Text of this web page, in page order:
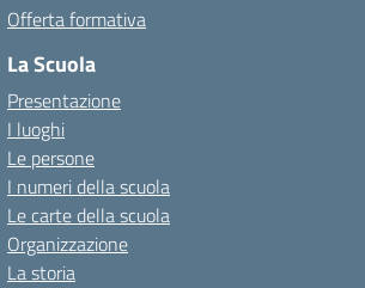
Offerta formativa
La Scuola
Presentazione
I luoghi
Le persone
I numeri della scuola
Le carte della scuola
Organizzazione
La storia